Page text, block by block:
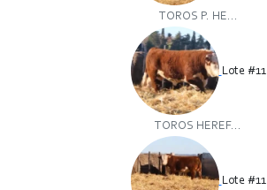
TOROS P. HE...
Lote #11
TOROS HEREF...
Lote #11